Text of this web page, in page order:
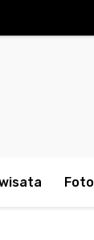
Foto